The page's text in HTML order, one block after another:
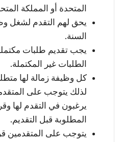
المتحدة أو المملكة
يحق لهم التقدم لشغل
السنة.
يجب تقديم طلبات
الطلبات غير المكتملة.
كل وظيفة زمالة لها
لذلك يتوجب على
يرغبون في التقدم لها
المطلوبة قبل التقديم.
يتوجب على المتقدمين